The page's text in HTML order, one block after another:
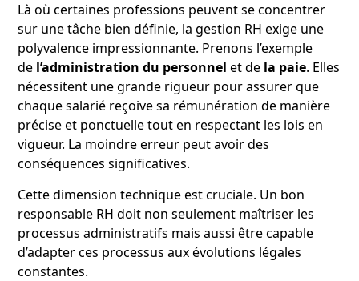
Là où certaines professions peuvent se concentrer
sur une tâche bien définie, la gestion RH exige une
polyvalence impressionnante. Prenons l’exemple
de l’administration du personnel et de la paie. Elles
nécessitent une grande rigueur pour assurer que
chaque salarié reçoive sa rémunération de manière
précise et ponctuelle tout en respectant les lois en
vigueur. La moindre erreur peut avoir des
conséquences significatives.
Cette dimension technique est cruciale. Un bon
responsable RH doit non seulement maîtriser les
processus administratifs mais aussi être capable
d’adapter ces processus aux évolutions légales
constantes.